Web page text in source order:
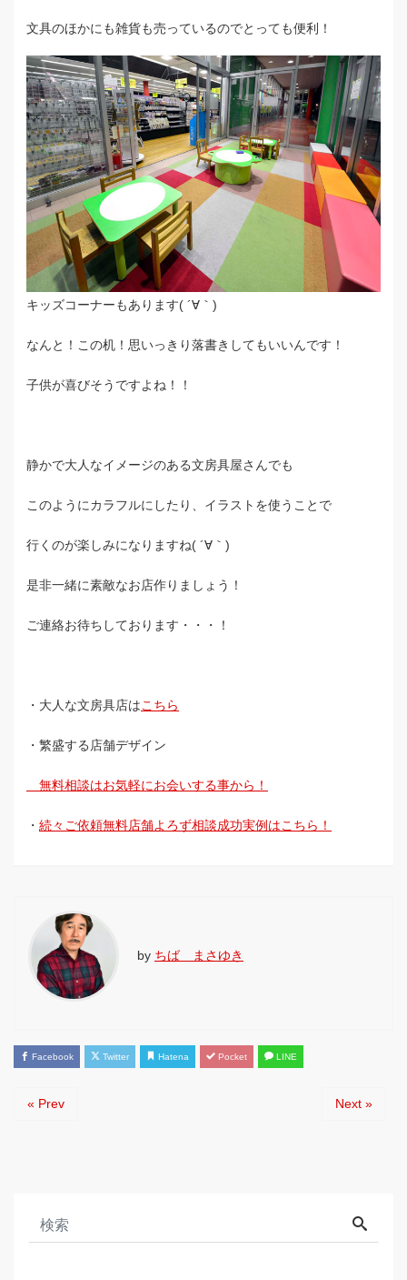
文具のほかにも雑貨も売っているのでとっても便利！
キッズコーナーもあります( ´∀｀)
なんと！この机！思いっきり落書きしてもいいんです！
子供が喜びそうですよね！！
静かで大人なイメージのある文房具屋さんでも
このようにカラフルにしたり、イラストを使うことで
行くのが楽しみになりますね( ´∀｀)
是非一緒に素敵なお店作りましょう！
ご連絡お待ちしております・・・！
・大人な文房具店はこちら
・繁盛する店舗デザイン
無料相談はお気軽にお会いする事から！
・ 続々ご依頼無料店舗よろず相談成功実例はこちら！
by ちば まさゆき
Facebook Twitter Hatena Pocket LINE
« Prev Next »